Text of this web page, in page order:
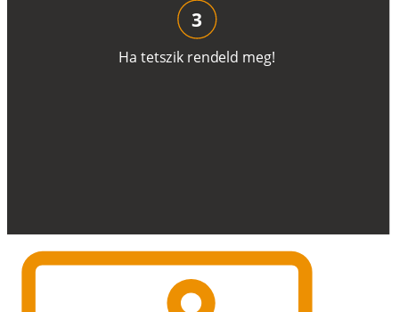
Ha tetszik rendeld meg!
3